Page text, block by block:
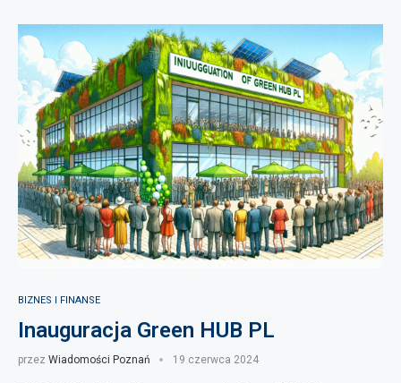
BIZNES I FINANSE
Inauguracja Green HUB PL
przez Wiadomości Poznań 19 czerwca 2024